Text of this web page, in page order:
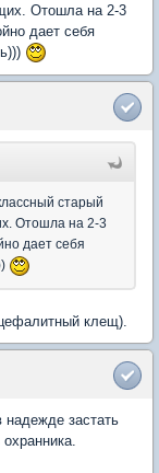
Отошла на 2-3
дает себя
старый
Отошла на 2-3
дает себя
клещ).
застать